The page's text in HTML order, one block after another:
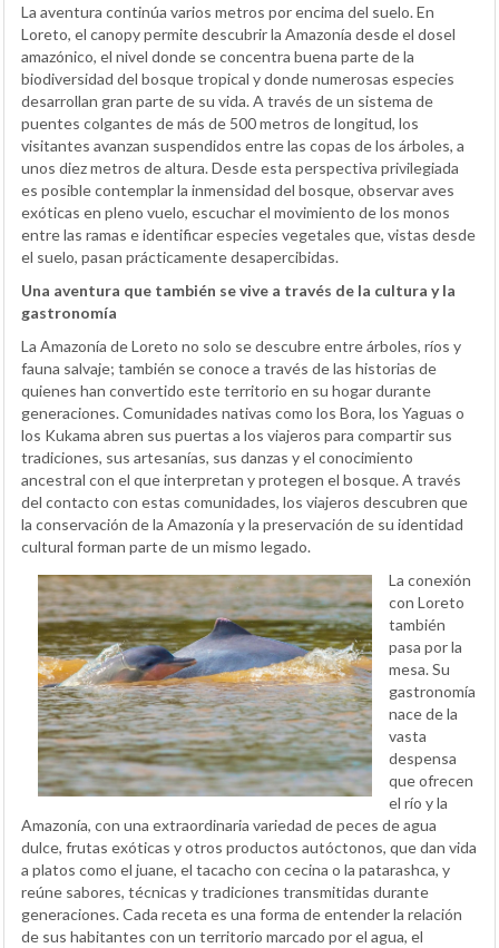
La aventura continúa varios metros por encima del suelo. En
Loreto, el canopy permite descubrir la Amazonía desde el dosel
amazónico, el nivel donde se concentra buena parte de la
biodiversidad del bosque tropical y donde numerosas especies
desarrollan gran parte de su vida. A través de un sistema de
puentes colgantes de más de 500 metros de longitud, los
visitantes avanzan suspendidos entre las copas de los árboles, a
unos diez metros de altura. Desde esta perspectiva privilegiada
es posible contemplar la inmensidad del bosque, observar aves
exóticas en pleno vuelo, escuchar el movimiento de los monos
entre las ramas e identificar especies vegetales que, vistas desde
el suelo, pasan prácticamente desapercibidas.
Una aventura que también se vive a través de la cultura y la
gastronomía
La Amazonía de Loreto no solo se descubre entre árboles, ríos y
fauna salvaje; también se conoce a través de las historias de
quienes han convertido este territorio en su hogar durante
generaciones. Comunidades nativas como los Bora, los Yaguas o
los Kukama abren sus puertas a los viajeros para compartir sus
tradiciones, sus artesanías, sus danzas y el conocimiento
ancestral con el que interpretan y protegen el bosque. A través
del contacto con estas comunidades, los viajeros descubren que
la conservación de la Amazonía y la preservación de su identidad
cultural forman parte de un mismo legado.
La conexión
con Loreto
también
pasa por la
mesa. Su
gastronomía
nace de la
vasta
despensa
que ofrecen
el río y la
Amazonía, con una extraordinaria variedad de peces de agua
dulce, frutas exóticas y otros productos autóctonos, que dan vida
a platos como el juane, el tacacho con cecina o la patarashca, y
reúne sabores, técnicas y tradiciones transmitidas durante
generaciones. Cada receta es una forma de entender la relación
de sus habitantes con un territorio marcado por el agua, el